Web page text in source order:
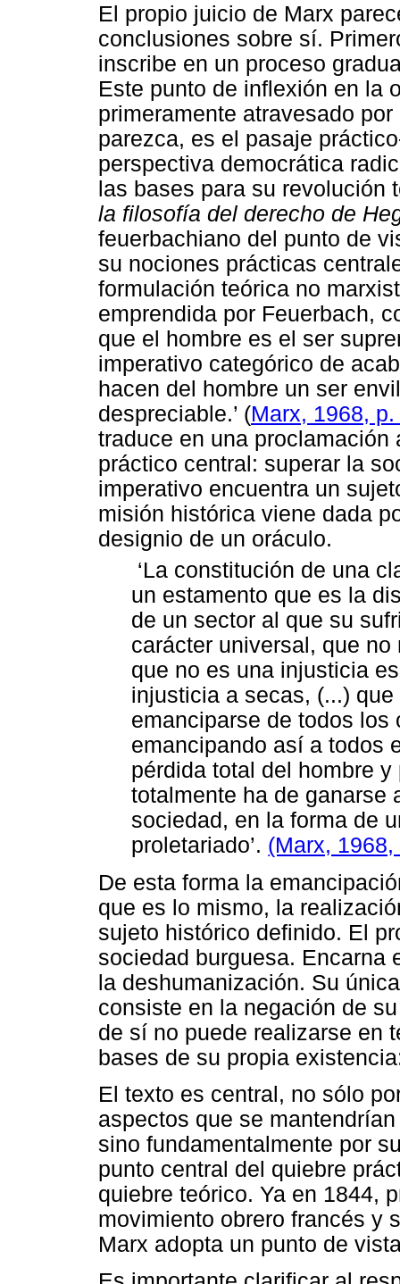
El propio juicio de Marx
conclusiones sobre sí.
inscribe en un proceso
Este punto de inflexión en la
primeramente atravesado
parezca, es el pasaje
perspectiva democrática
las bases para su
la filosofía del derecho de
feuerbachiano del punto de
su nociones prácticas
formulación teórica no
emprendida por Feuerbach,
que el hombre es el ser
imperativo categórico de
hacen del hombre un ser
despreciable.’ (Marx, 1968, p.
traduce en una
práctico central: superar la
imperativo encuentra un
misión histórica viene dada
designio de un oráculo.
‘La constitución de una
un estamento que es la
de un sector al que su
carácter universal, que
que no es una injusticia
injusticia a secas, (...)
emanciparse de todos
emancipando así a todos
pérdida total del hombre
totalmente ha de ganarse
sociedad, en la forma de
proletariado’. (Marx,
De esta forma la
que es lo mismo, la
sujeto histórico definido. El
sociedad burguesa. Encarna
la deshumanización. Su
consiste en la negación de
de sí no puede realizarse en
bases de su propia
El texto es central, no sólo
aspectos que se
sino fundamentalmente por
punto central del quiebre
quiebre teórico. Ya en 1844,
movimiento obrero francés y
Marx adopta un punto de